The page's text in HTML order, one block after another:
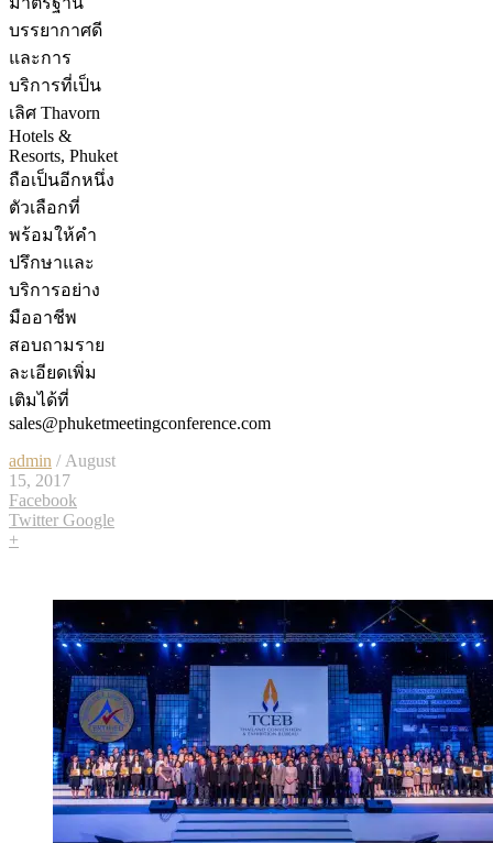
บรรยากาศดี
และการ
บริการที่เป็น
เลิศ Thavorn
Hotels &
Resorts, Phuket
ถือเป็นอีกหนึ่ง
ตัวเลือกที่
พร้อมให้คำ
ปรึกษาและ
บริการอย่าง
มืออาชีพ
สอบถามราย
ละเอียดเพิ่ม
เติมได้ที่
sales@phuketmeetingconference.com
admin / August
15, 2017
Facebook
Twitter Google
+